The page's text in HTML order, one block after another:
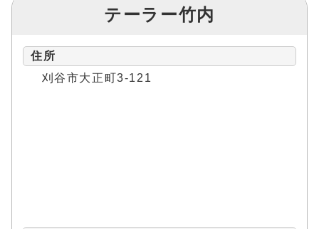
テーラー竹内
住所
刈谷市大正町3-121